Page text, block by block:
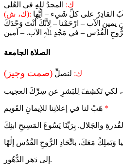
ك: المجدُ للهِ في العُلى
(ك، ش): القادِرُ على كلِّ شَيء – أيُّها
يمينِ الآب – ارْحَمْنا – لِأنَّكَ أنْتَ وَحْدَكَ
الصلاة الجامعة
ك: لنصلِّ (صمت وجيز)
*
إلى دَهر الدُّهُور.